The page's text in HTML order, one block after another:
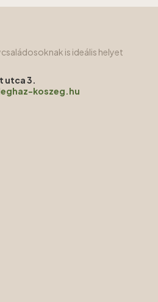
is ideális helyet
utca 3.
koszeg.hu